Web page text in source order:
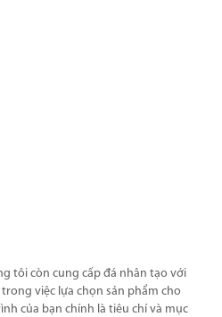
tôi còn cung cấp đá nhân tạo với
việc lựa chọn sản phẩm cho
của bạn chính là tiêu chí và mục